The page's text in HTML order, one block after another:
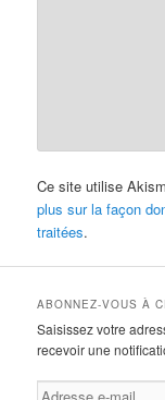
Ce site utilise
plus sur la façon
traitées.
ABONNEZ-VOUS À
Saisissez votre
recevoir une
Adresse